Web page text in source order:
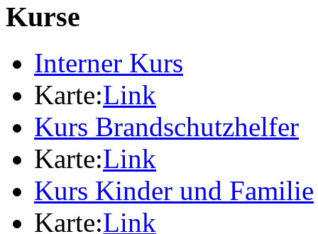
Kurse
Interner Kurs
Karte:Link
Kurs Brandschutzhelfer
Karte:Link
Kurs Kinder und Familie
Karte:Link